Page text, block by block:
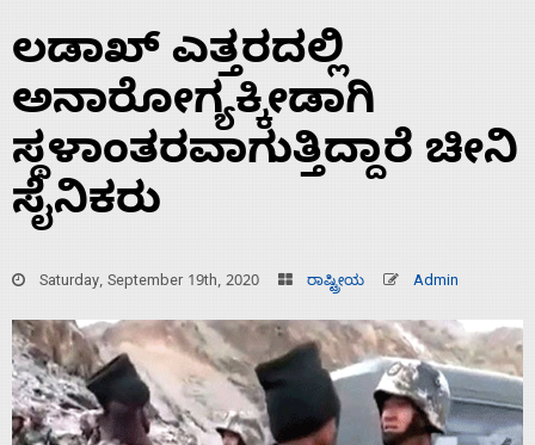
ಲಡಾಖ್‌ ಎತ್ತರದಲ್ಲಿ
ಅನಾರೋಗ್ಯಕ್ಕೀಡಾಗಿ
ಸ್ಥಳಾಂತರವಾಗುತ್ತಿದ್ದಾರೆ ಚೀನಿ
ಸೈನಿಕರು
Saturday, September 19th, 2020 ರಾಷ್ಟ್ರೀಯ Admin